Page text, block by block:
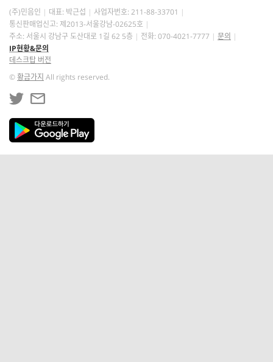
(주)민음인 대표: 박근섭 사업자번호: 211-88-33701
통신판매업신고: 제2013-서울강남-02625호
주소: 서울시 강남구 도산대로 1길 62 5층
전화: 070-4021-7777
문의
IP현황&문의
데스크탑 버전
©황금가지 All rights reserved.